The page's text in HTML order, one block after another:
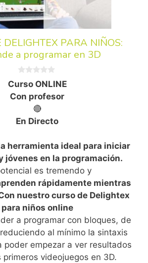
DELIGHTEX PARA NIÑOS:
a programar en 3D
d
e
5
Curso ONLINE
Con profesor
🔴
En Directo
herramienta ideal para iniciar
jóvenes en la programación.
es tremendo y
rápidamente mientras
nuestro curso de Delightex
para niños online
a programar con bloques, de
al mínimo la sintaxis
poder empezar a ver resultados
primeros videojuegos en 3D.